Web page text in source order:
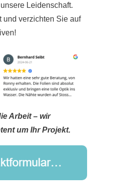
Leidenschaft.
und verzichten Sie auf
Arbeit – wir
um Ihr Projekt.